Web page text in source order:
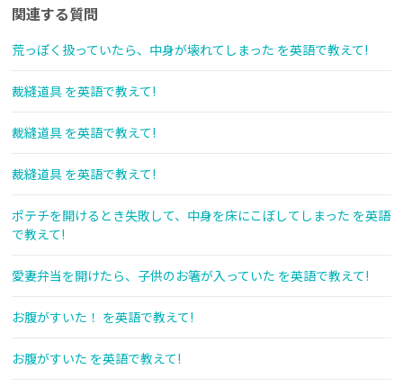
関連する質問
荒っぽく扱っていたら、中身が壊れてしまった を英語で教えて!
裁縫道具 を英語で教えて!
裁縫道具 を英語で教えて!
裁縫道具 を英語で教えて!
ポテチを開けるとき失敗して、中身を床にこぼしてしまった を英語
で教えて!
愛妻弁当を開けたら、子供のお箸が入っていた を英語で教えて!
お腹がすいた！ を英語で教えて!
お腹がすいた を英語で教えて!